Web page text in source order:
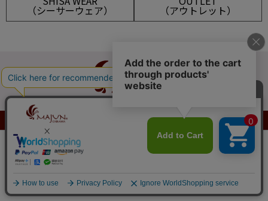
（シーサーウェア） （アウトレット）
マイアカウント メルマガ登録
新規会員登録
ショッピングガイド 送料とお支払い方法について
会員は523ポイント付与！
¥10,450税込